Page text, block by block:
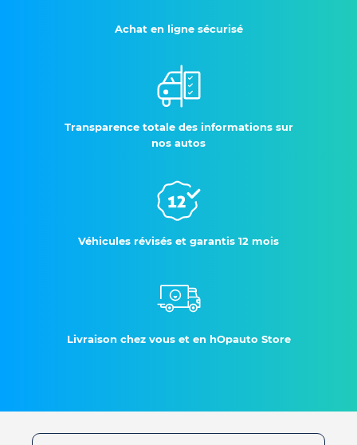
Achat en ligne sécurisé
Transparence totale des informations sur
nos autos
Véhicules révisés et garantis 12 mois
Livraison chez vous et en hOpauto Store